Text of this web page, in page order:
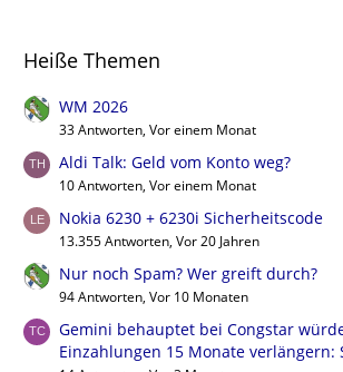
Heiße Themen
WM 2026
33 Antworten, Vor einem Monat
Aldi Talk: Geld vom Konto weg?
10 Antworten, Vor einem Monat
Nokia 6230 + 6230i Sicherheitscode
13.355 Antworten, Vor 20 Jahren
Nur noch Spam? Wer greift durch?
94 Antworten, Vor 10 Monaten
Gemini behauptet bei Congstar
Einzahlungen 15 Monate verlängern: